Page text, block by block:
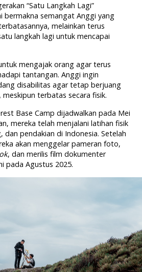
“Satu Langkah Lagi”
bermakna semangat Anggi yang
melainkan terus
langkah lagi untuk mencapai
mengajak orang agar terus
tantangan. Anggi ingin
disabilitas agar tetap berjuang
terbatas secara fisik.
Base Camp dijadwalkan pada Mei
mereka telah menjalani latihan fisik
dan pendakian di Indonesia. Setelah
akan menggelar pameran foto,
, dan merilis film dokumenter
pada Agustus 2025.